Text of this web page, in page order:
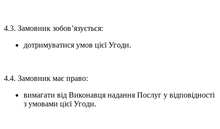
4.3. Замовник зобов’язується:
дотримуватися умов цієї Угоди.
4.4. Замовник має право:
вимагати від Виконавця надання Послуг у відповідності
з умовами цієї Угоди.